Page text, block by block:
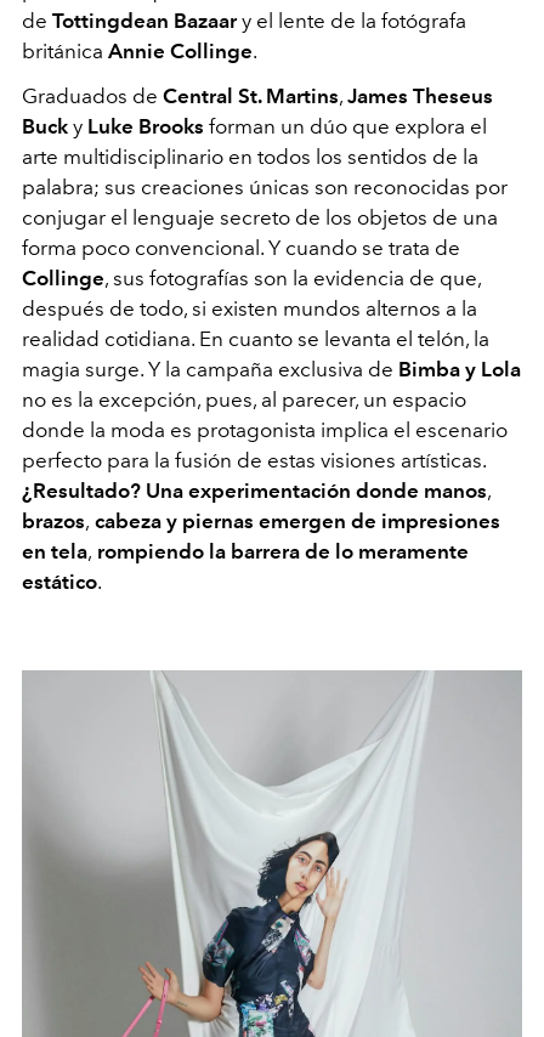
de Tottingdean Bazaary el lente de la fotógrafa
británica Annie Collinge.
Graduados de Central St. Martins, James Theseus
Buck y Luke Brooks forman un dúo que explora el
arte multidisciplinario en todos los sentidos de la
palabra; sus creaciones únicas son reconocidas por
conjugar el lenguaje secreto de los objetos de una
forma poco convencional. Y cuando se trata de
Collinge, sus fotografías son la evidencia de que,
después de todo, si existen mundos alternos a la
realidad cotidiana. En cuanto se levanta el telón, la
magia surge. Y la campaña exclusiva de Bimba y Lola
no es la excepción, pues, al parecer, un espacio
donde la moda es protagonista implica el escenario
perfecto para la fusión de estas visiones artísticas.
¿Resultado? Una experimentación donde manos,
brazos, cabeza y piernas emergen de impresiones
en tela, rompiendo la barrera de lo meramente
estático.